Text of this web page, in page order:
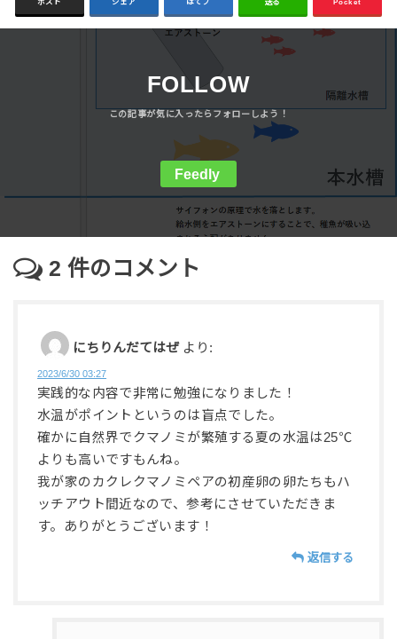
FOLLOW
Feedly
2 件のコメント
にちりんだてはぜ より:
2023/6/30 03:27
実践的な内容で非常に勉強になりました！
水温がポイントというのは盲点でした。
確かに自然界でクマノミが繁殖する夏の水温は25℃
よりも高いですもんね。
我が家のカクレクマノミペアの初産卵の卵たちもハ
ッチアウト間近なので、参考にさせていただきま
す。ありがとうございます！
返信する